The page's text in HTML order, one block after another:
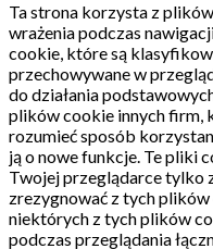
Ta strona korzysta z
wrażenia podczas
cookie, które są
przechowywane w
do działania
plików cookie innych firm,
rozumieć sposób
ją o nowe funkcje. Te pliki
Twojej przeglądarce tylko
zrezygnować z tych
niektórych z tych plików
podczas przeglądania